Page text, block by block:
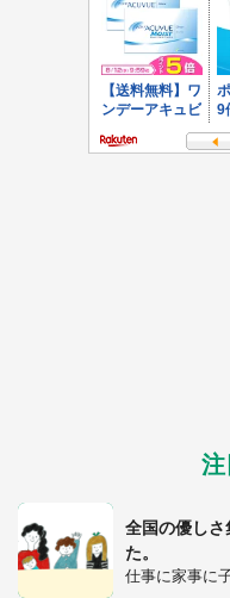
全国の優し
た。
仕事に家事に